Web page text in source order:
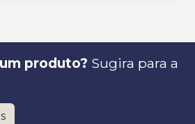
produto? Sugira para a